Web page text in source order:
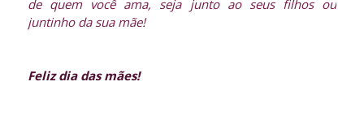
de quem você ama, seja junto ao seus filhos ou
juntinho da sua mãe!
Feliz dia das mães!